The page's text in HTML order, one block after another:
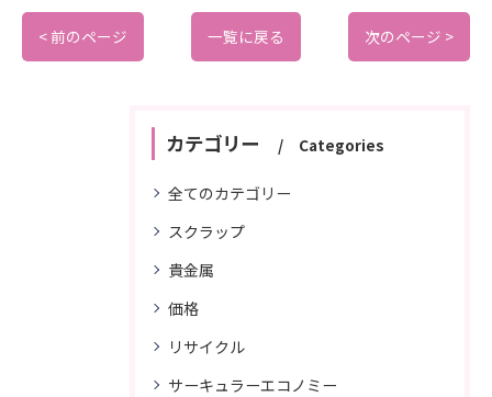
< 前のページ 一覧に戻る 次のページ >
カテゴリー Categories
全てのカテゴリー
スクラップ
貴金属
価格
リサイクル
サーキュラーエコノミー